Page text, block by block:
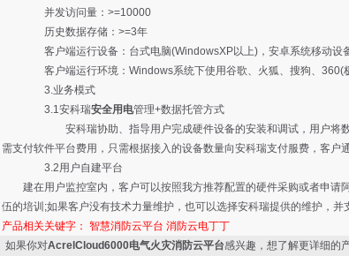
并发访问量：>=10000
历史数据存储：>=3年
客户端运行设备：台式电脑(WindowsXP以上)，安卓系统移动设备
客户端运行环境：Windows系统下使用谷歌、火狐、搜狗、360(极
3.业务模式
3.1安科瑞安全用电管理+数据托管方式
安科瑞协助、指导用户完成硬件设备的安装和调试，用户将数
需支付软件平台费用，只需根据接入的设备数量向安科瑞支付服费，客户
3.2用户自建平台
建在用户监控室内，客户可以按照我方推荐配置的硬件采购或者申
伍的培训;如果客户没有技术力量维护，也可以选择安科瑞提供的维护，并
产品相关关键字： 智慧消防云平台 消防云电丁丁
如果你对AcrelCloud6000电气火灾消防云平台感兴趣，想了解更详细的